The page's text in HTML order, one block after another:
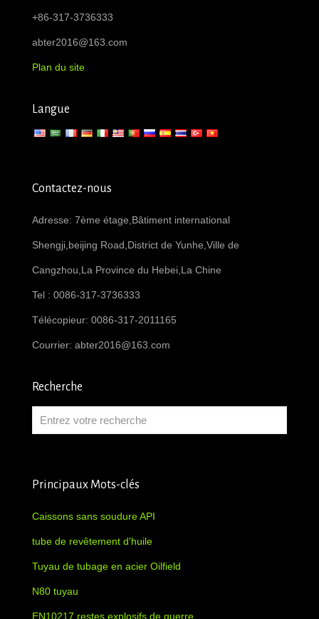
+86-317-3736333
abter2016@163.com
Plan du site
Langue
Contactez-nous
Adresse: 7ème étage,Bâtiment international
Shengji,beijing Road,District de Yunhe,Ville de
Cangzhou,La Province du Hebei,La Chine
Tel : 0086-317-3736333
Télécopieur: 0086-317-2011165
Courrier: abter2016@163.com
Recherche
Principaux Mots-clés
Caissons sans soudure API
tube de revêtement d'huile
Tuyau de tubage en acier Oilfield
N80 tuyau
EN10217 restes explosifs de guerre